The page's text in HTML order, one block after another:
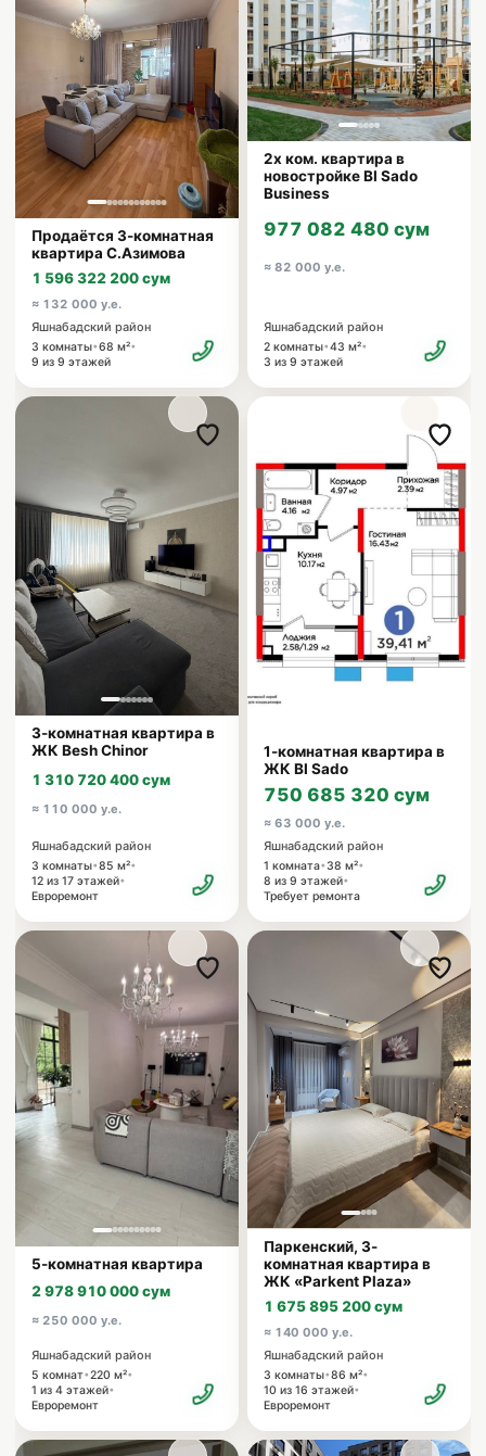
Продаётся 3-комнатная
квартира С.Азимова
1 596 322 200 сум
≈ 132 000 у.е.
Яшнабадский район
3 комнаты•68 м²•
9 из 9 этажей
2х ком. квартира в
новостройке BI Sado
Business
977 082 480 сум
≈ 82 000 у.е.
Яшнабадский район
2 комнаты•43 м²•
3 из 9 этажей
3-комнатная квартира в
ЖК Besh Chinor
1 310 720 400 сум
≈ 110 000 у.е.
Яшнабадский район
3 комнаты•85 м²•
12 из 17 этажей•
Евроремонт
1-комнатная квартира в
ЖК BI Sado
750 685 320 сум
≈ 63 000 у.е.
Яшнабадский район
1 комната•38 м²•
8 из 9 этажей•
Требует ремонта
5-комнатная квартира
2 978 910 000 сум
≈ 250 000 у.е.
Яшнабадский район
5 комнат•220 м²•
1 из 4 этажей•
Евроремонт
Паркенский, 3-
комнатная квартира в
ЖК «Parkent Plaza»
1 675 895 200 сум
≈ 140 000 у.е.
Яшнабадский район
3 комнаты•86 м²•
10 из 16 этажей•
Евроремонт